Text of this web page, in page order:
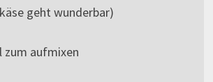
geht wunderbar)
zum aufmixen